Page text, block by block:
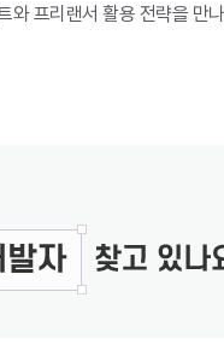
와 프리랜서 활용 전략을 만